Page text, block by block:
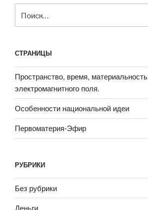
СТРАНИЦЫ
Пространство, время, материальность
электромагнитного поля.
Особенности национальной идеи
Первоматерия-Эфир
РУБРИКИ
Без рубрики
Деньги